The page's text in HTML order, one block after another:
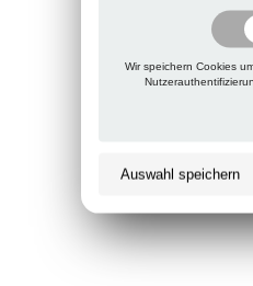
Wir speichern Cookies
Auswahl speichern